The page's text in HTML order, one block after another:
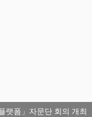
랫폼」자문단 회의 개최